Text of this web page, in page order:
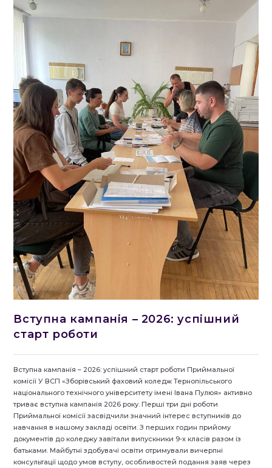
Вступна кампанія – 2026: успішний
старт роботи
Вступна кампанія – 2026: успішний старт роботи Приймальної
комісії У ВСП «Зборівський фаховий коледж Тернопільського
національного технічного університету імені Івана Пулюя» активно
триває вступна кампанія 2026 року. Перші три дні роботи
Приймальної комісії засвідчили значний інтерес вступників до
навчання в нашому закладі освіти. З перших годин прийому
документів до коледжу завітали випускники 9-х класів разом із
батьками. Майбутні здобувачі освіти отримували вичерпні
консультації щодо умов вступу, особливостей подання заяв через